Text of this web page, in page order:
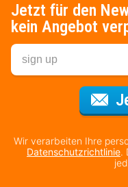
Jetzt für den
kein Angebot
Wir verarbeiten Ihre
Datenschutzrichtlinie.